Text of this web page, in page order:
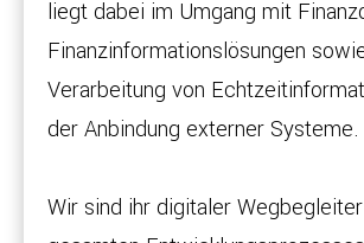
liegt dabei im Umgang mit
Finanzinformationslösungen
Verarbeitung von
der Anbindung externer Systeme.
Wir sind ihr digitaler